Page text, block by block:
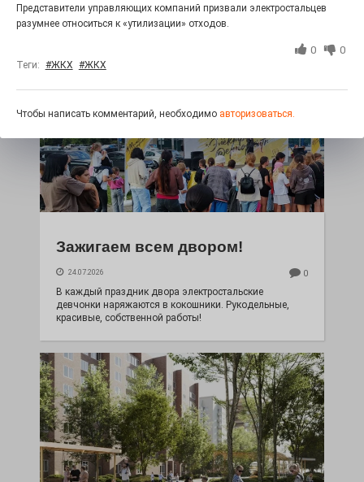
«Беги, как будто её муж вернулся!» Такого в
Вернее, теперь было!
Зажигаем всем двором!
24.07.2026 0
В каждый праздник двора электростальские
девчонки наряжаются в кокошники. Рукодельные,
красивые, собственной работы!
Представители управляющих компаний призвали электростальцев
разумнее относиться к «утилизации» отходов.
0 0
Теги: #ЖКХ #ЖКХ
Чтобы написать комментарий, необходимо авторизоваться.